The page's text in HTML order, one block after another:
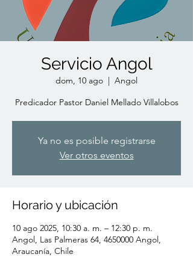
Servicio Angol
dom, 10 ago
  |
Angol
Predicador Pastor Daniel Mellado Villalobos
Ya no es posible registrarse
Ver otros eventos
Horario y ubicación
10 ago 2025, 10:30 a. m. – 12:30 p. m.
Angol, Las Palmeras 64, 4650000 Angol,
Araucanía, Chile